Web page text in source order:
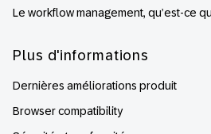
Le workflow management, qu’est-ce
Plus d'informations
Dernières améliorations produit
Browser compatibility